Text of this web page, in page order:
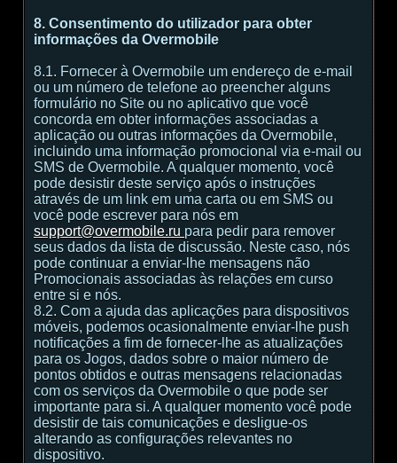
8. Consentimento do utilizador para obter
informações da Overmobile
8.1. Fornecer à Overmobile um endereço de e-mail
ou um número de telefone ao preencher alguns
formulário no Site ou no aplicativo que você
concorda em obter informações associadas a
aplicação ou outras informações da Overmobile,
incluindo uma informação promocional via e-mail ou
SMS de Overmobile. A qualquer momento, você
pode desistir deste serviço após o instruções
através de um link em uma carta ou em SMS ou
você pode escrever para nós em
support@overmobile.ru para pedir para remover
seus dados da lista de discussão. Neste caso, nós
pode continuar a enviar-lhe mensagens não
Promocionais associadas às relações em curso
entre si e nós.
8.2. Com a ajuda das aplicações para dispositivos
móveis, podemos ocasionalmente enviar-lhe push
notificações a fim de fornecer-lhe as atualizações
para os Jogos, dados sobre o maior número de
pontos obtidos e outras mensagens relacionadas
com os serviços da Overmobile o que pode ser
importante para si. A qualquer momento você pode
desistir de tais comunicações e desligue-os
alterando as configurações relevantes no
dispositivo.